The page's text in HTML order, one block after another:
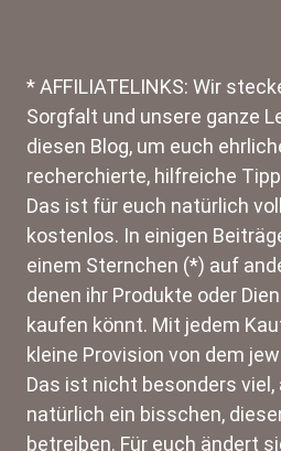
* AFFILIATELINKS: Wir
Sorgfalt und unsere ganze
diesen Blog, um euch
recherchierte, hilfreiche
Das ist für euch natürlich
kostenlos. In einigen
einem Sternchen (*) auf
denen ihr Produkte oder
kaufen könnt. Mit jedem
kleine Provision von dem
Das ist nicht besonders
natürlich ein bisschen,
betreiben. Für euch ändert